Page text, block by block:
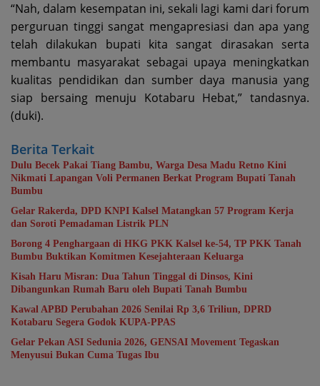
“Nah, dalam kesempatan ini, sekali lagi kami dari forum
perguruan tinggi sangat mengapresiasi dan apa yang
telah dilakukan bupati kita sangat dirasakan serta
membantu masyarakat sebagai upaya meningkatkan
kualitas pendidikan dan sumber daya manusia yang
siap bersaing menuju Kotabaru Hebat,” tandasnya.
(duki).
Berita Terkait
Dulu Becek Pakai Tiang Bambu, Warga Desa Madu Retno Kini
Nikmati Lapangan Voli Permanen Berkat Program Bupati Tanah
Bumbu
Gelar Rakerda, DPD KNPI Kalsel Matangkan 57 Program Kerja
dan Soroti Pemadaman Listrik PLN
Borong 4 Penghargaan di HKG PKK Kalsel ke-54, TP PKK Tanah
Bumbu Buktikan Komitmen Kesejahteraan Keluarga
Kisah Haru Misran: Dua Tahun Tinggal di Dinsos, Kini
Dibangunkan Rumah Baru oleh Bupati Tanah Bumbu
Kawal APBD Perubahan 2026 Senilai Rp 3,6 Triliun, DPRD
Kotabaru Segera Godok KUPA-PPAS
Gelar Pekan ASI Sedunia 2026, GENSAI Movement Tegaskan
Menyusui Bukan Cuma Tugas Ibu